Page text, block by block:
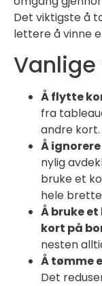
Det viktigste å
lettere å vinne
Å flytte
fra
andre kort.
Å
nylig
bruke et
hele
Å bruke
kort på
nesten
Å tømme
Det